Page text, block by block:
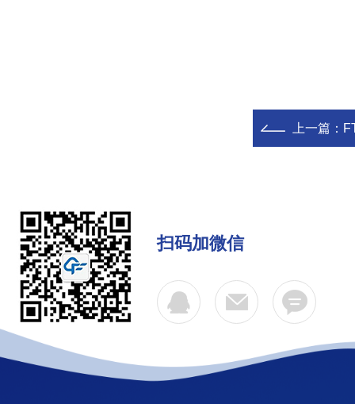
上一篇：
扫码加微信